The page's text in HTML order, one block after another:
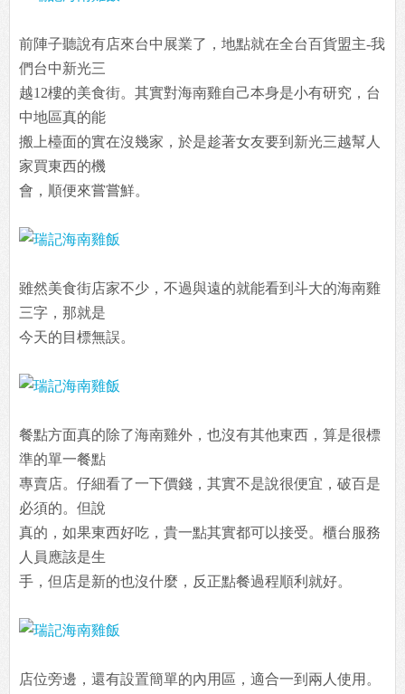
前陣子聽說有店來台中展業了，地點就在全台百貨盟主-我
們台中新光三
越12樓的美食街。其實對海南雞自己本身是小有研究，台
中地區真的能
搬上檯面的實在沒幾家，於是趁著女友要到新光三越幫人
家買東西的機
會，順便來嘗嘗鮮。
雖然美食街店家不少，不過與遠的就能看到斗大的海南雞
三字，那就是
今天的目標無誤。
餐點方面真的除了海南雞外，也沒有其他東西，算是很標
準的單一餐點
專賣店。仔細看了一下價錢，其實不是說很便宜，破百是
必須的。但說
真的，如果東西好吃，貴一點其實都可以接受。櫃台服務
人員應該是生
手，但店是新的也沒什麼，反正點餐過程順利就好。
店位旁邊，還有設置簡單的內用區，適合一到兩人使用。